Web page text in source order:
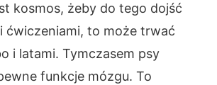
kosmos, żeby do tego dojść
ćwiczeniami, to może trwać
i latami. Tymczasem psy
funkcje mózgu. To